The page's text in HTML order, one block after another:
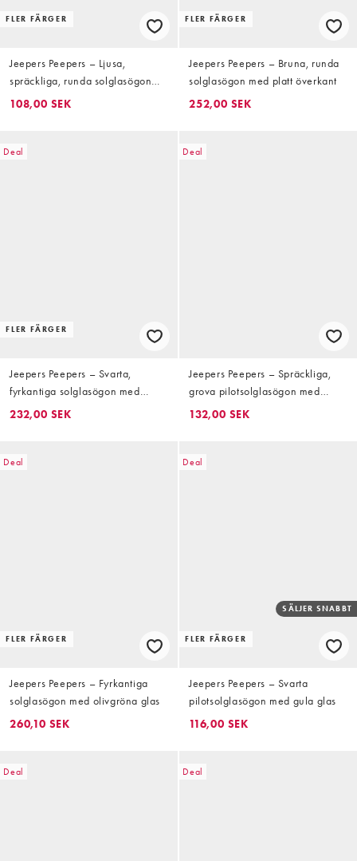
FLER FÄRGER
Jeepers Peepers – Ljusa,
spräckliga, runda solglasögon
med platt överkant och bruna
108,00 SEK
FLER FÄRGER
Jeepers Peepers – Bruna, runda
solglasögon med platt överkant
252,00 SEK
Deal
FLER FÄRGER
Jeepers Peepers – Svarta,
fyrkantiga solglasögon med
ljusbruna glas
232,00 SEK
Deal
Jeepers Peepers – Spräckliga,
grova pilotsolglasögon med
bärnstensfärgade glas
132,00 SEK
Deal
FLER FÄRGER
Jeepers Peepers – Fyrkantiga
solglasögon med olivgröna glas
260,10 SEK
Deal
FLER FÄRGER
SÄLJER SNABBT
Jeepers Peepers – Svarta
pilotsolglasögon med gula glas
116,00 SEK
Deal Deal